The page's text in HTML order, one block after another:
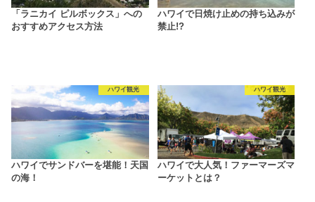
「ラニカイ ピルボックス」への
おすすめアクセス方法
ハワイで日焼け止めの持ち込みが
禁止!?
ハワイ観光
ハワイでサンドバーを堪能！天国
の海！
ハワイ観光
ハワイで大人気！ファーマーズマ
ーケットとは？